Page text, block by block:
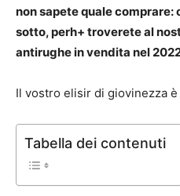
non sapete quale
sotto, perh+ troverete al
antirughe in vendita nel
Il vostro elisir di giovinezza
Tabella dei contenuti